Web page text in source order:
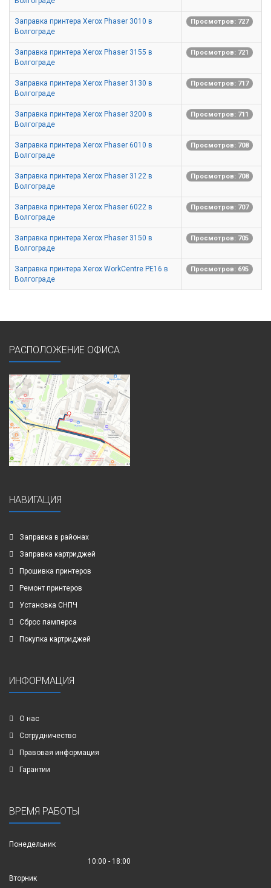
Заправка принтера Xerox Phaser 3010 в
Волгограде
Просмотров: 727
Заправка принтера Xerox Phaser 3155 в
Волгограде
Просмотров: 721
Заправка принтера Xerox Phaser 3130 в
Волгограде
Просмотров: 717
Заправка принтера Xerox Phaser 3200 в
Волгограде
Просмотров: 711
Заправка принтера Xerox Phaser 6010 в
Волгограде
Просмотров: 708
Заправка принтера Xerox Phaser 3122 в
Волгограде
Просмотров: 708
Заправка принтера Xerox Phaser 6022 в
Волгограде
Просмотров: 707
Заправка принтера Xerox Phaser 3150 в
Волгограде
Просмотров: 705
Заправка принтера Xerox WorkCentre PE16 в
Волгограде
Просмотров: 695
РАСПОЛОЖЕНИЕ ОФИСА
НАВИГАЦИЯ
Заправка в районах
Заправка картриджей
Прошивка принтеров
Ремонт принтеров
Установка СНПЧ
Сброс памперса
Покупка картриджей
ИНФОРМАЦИЯ
О нас
Сотрудничество
Правовая информация
Гарантии
ВРЕМЯ РАБОТЫ
Понедельник
10:00 - 18:00
Вторник